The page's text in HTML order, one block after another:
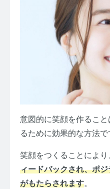
意図的に笑顔を作るこ
るために効果的な方法で
笑顔をつくることにより
ィードバックされ、ポ
がもたらされます。